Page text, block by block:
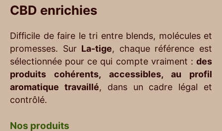
CBD enrichies
Difficile de faire le tri entre blends, molécules et
promesses. Sur La-tige, chaque référence est
sélectionnée pour ce qui compte vraiment : des
produits cohérents, accessibles, au profil
aromatique travaillé, dans un cadre légal et
contrôlé.
Nos produits